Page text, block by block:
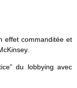
effet commanditée et
du lobbying avec